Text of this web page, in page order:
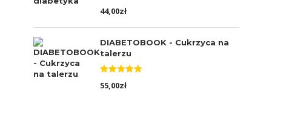
5.00na 5
44,00zł
DIABETOBOOK - Cukrzyca na
talerzu
5.00na 5
55,00zł